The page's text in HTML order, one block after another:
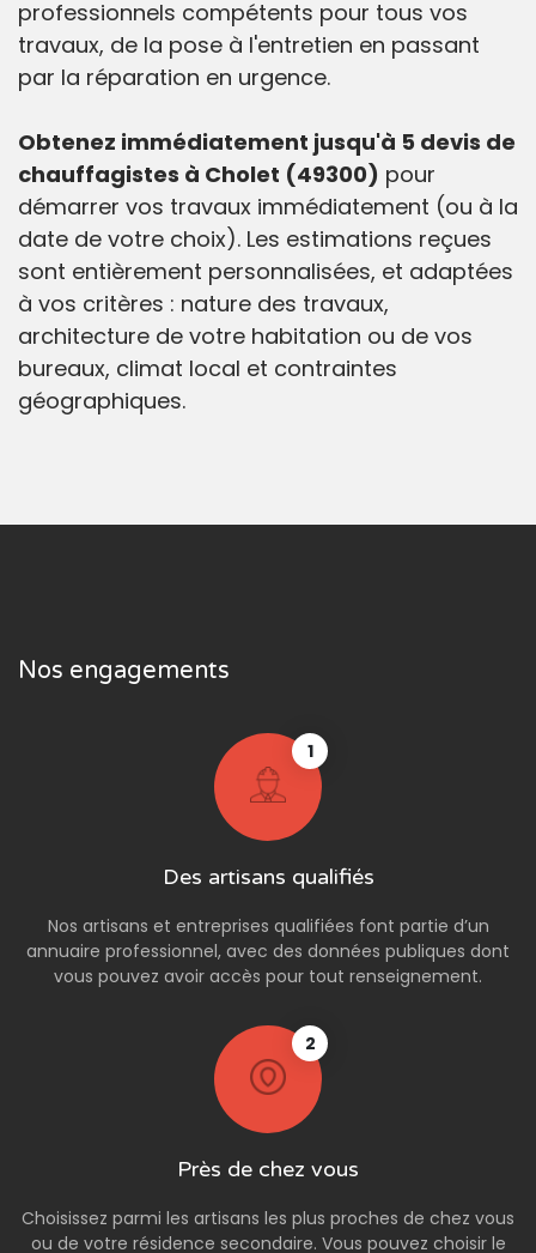
professionnels compétents pour tous vos
travaux, de la pose à l'entretien en passant
par la réparation en urgence.
Obtenez immédiatement jusqu'à 5 devis de
chauffagistes à Cholet (49300) pour
démarrer vos travaux immédiatement (ou à la
date de votre choix). Les estimations reçues
sont entièrement personnalisées, et adaptées
à vos critères : nature des travaux,
architecture de votre habitation ou de vos
bureaux, climat local et contraintes
géographiques.
Nos engagements
1
Des artisans qualifiés
Nos artisans et entreprises qualifiées font partie d’un
annuaire professionnel, avec des données publiques dont
vous pouvez avoir accès pour tout renseignement.
2
Près de chez vous
Choisissez parmi les artisans les plus proches de chez vous
ou de votre résidence secondaire. Vous pouvez choisir le